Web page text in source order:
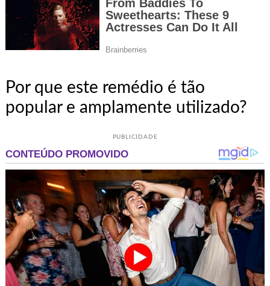
Por que este remédio é tão
popular e amplamente utilizado?
PUBLICIDADE